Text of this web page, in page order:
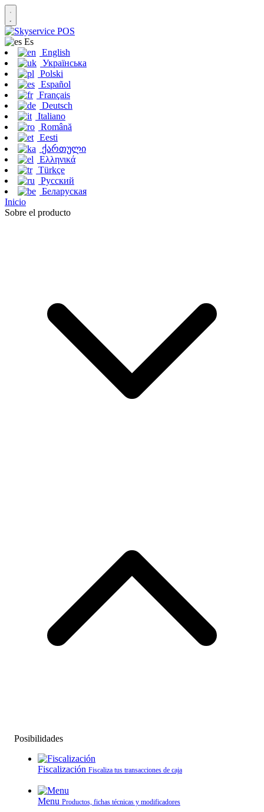
Es
English
Українська
Polski
Español
Français
Deutsch
Italiano
Română
Eesti
ქართული
Ελληνικά
Türkçe
Русский
Беларуская
Inicio
Sobre el producto
Posibilidades
Fiscalización Fiscaliza tus transacciones de caja
Menu Productos, fichas técnicas y modificadores